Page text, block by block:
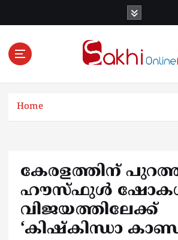
Online News Portal
Home
കേരളത്തിന്
ഹൗസ്‍ഫുള്‍
വിജയത്തിലേക്ക്
‘കിഷ്‍കിന്ധാ